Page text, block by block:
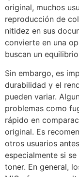
original, muchos
reproducción de
nitidez en sus
convierte en una
buscan un
Sin embargo, es
durabilidad y el
pueden variar.
problemas como
rápido en
original. Es
otros usuarios
especialmente si
toner. En general,